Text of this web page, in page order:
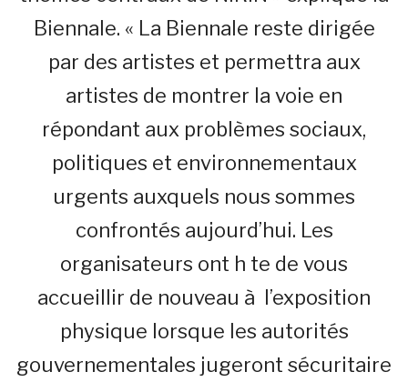
Biennale. « La Biennale reste dirigée
par des artistes et permettra aux
artistes de montrer la voie en
répondant aux problèmes sociaux,
politiques et environnementaux
urgents auxquels nous sommes
confrontés aujourd’hui. Les
organisateurs ont h te de vous
accueillir de nouveau à l’exposition
physique lorsque les autorités
gouvernementales jugeront sécuritaire